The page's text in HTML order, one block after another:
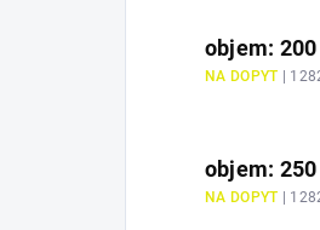
objem:
NA DOPYT |
objem:
NA DOPYT |